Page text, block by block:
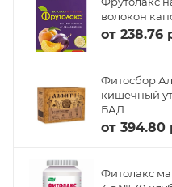
волокон
от 238.76
Фитосбор
кишечный
БАД
от 394.80
Фитолакс